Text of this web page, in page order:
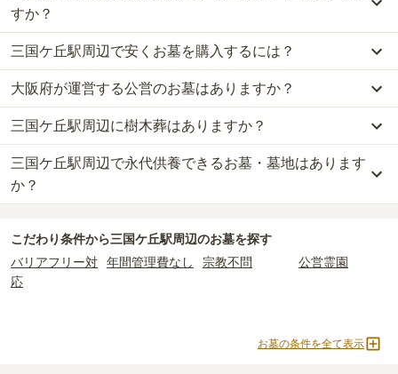
すか？
三国ケ丘駅周辺での購入費用の目安は、一般墓が約156万円
です。
一般墓を建てる場合は、「永代使用料（土地代）」と「墓石代」の
2つが主な費用となります。
三国ケ丘駅周辺の一般墓の永代使用料の平均は10万円で、墓石代は
大阪府の平均145.7万円です。いずれも区画の広さや墓石の大き
なお、お墓によっては以下の費用が別途かかる場合があります。
・納骨式の費用
：お墓に遺骨を納める儀式のための費用。僧侶に渡
すお布施、会食などの費用がかかります。
・
正確な費用は、区画や石材の選び方によって大きく変わるため、見
三国ケ丘駅周辺で安くお墓を購入するには？
三国ケ丘駅周辺で一番安価なお墓は、堺市北区 大豆塚墓地
一般墓
で、10万円(墓石代別)からお求めいただけます。
一般的に最も費用を抑えられるのは、他の方のご遺骨と一緒に埋葬
する「合祀墓（ごうしぼ）」と呼ばれるタイプです。個別のお墓に
比べて省スペースで管理の手間がかからないため、費用が安く設定
されています。
価格の目安は、1名あたり5万円〜30万円程度です。
三国ケ丘駅周辺 で安価なお墓を探したい場合は、
び替えてお墓を探すのがおすすめです。
大阪府が運営する公営のお墓はありますか？
三国ケ丘駅周辺には、大阪府が運営する公営の霊園が
す。
堺市立 斎場墓地がそれにあたります。
公営霊園は民営の霊園と異なり、契約にあたって応募資格が設けら
主な条件として、遺骨がすでにある、該当の市区町村に一定年数以
上住んでいるなどが挙げられます。
条件を満たさない場合は、申し込み自体ができないことも多いた
三国ケ丘駅周辺に樹木葬はありますか？
三国ケ丘駅周辺には、樹木葬の掲載がありません。
自然葬をお考えの場合は、海洋散骨もご検討ください。
三国ケ丘駅周辺で永代供養できるお墓・墓地はあります
か？
永代供養をお考えの場合は、海洋散骨もご検討ください。
こだわり条件から三国ケ丘駅周辺のお墓を探す
バリアフリー対
応
年間管理費なし 宗教不問 公営霊園
お墓の条件を全て表示